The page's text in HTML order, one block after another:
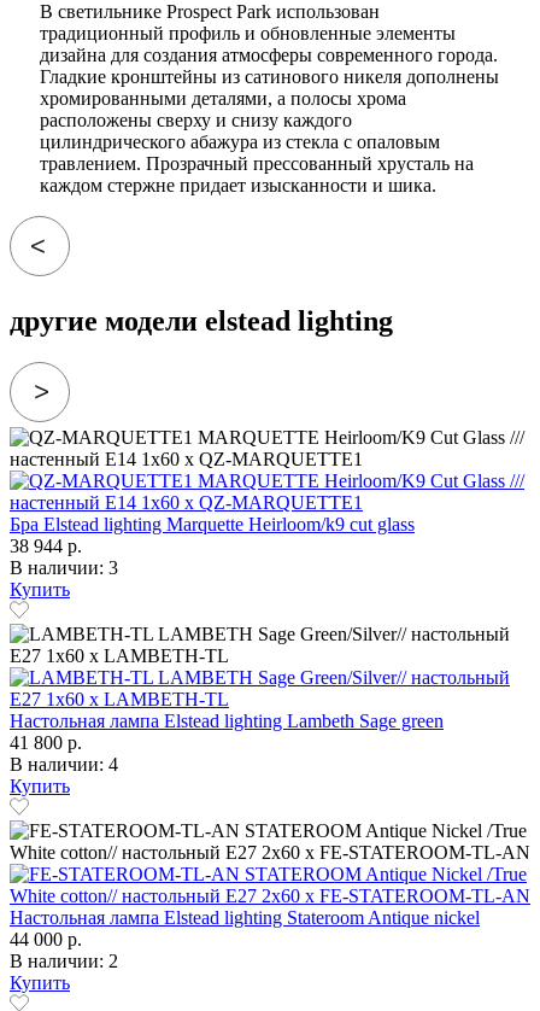
В светильнике Prospect Park использован
традиционный профиль и обновленные элементы
дизайна для создания атмосферы современного города.
Гладкие кронштейны из сатинового никеля дополнены
хромированными деталями, а полосы хрома
расположены сверху и снизу каждого
цилиндрического абажура из стекла с опаловым
травлением. Прозрачный прессованный хрусталь на
каждом стержне придает изысканности и шика.
другие модели elstead lighting
Бра Elstead lighting Marquette Heirloom/k9 cut glass
38 944 р.
В наличии: 3
Купить
Настольная лампа Elstead lighting Lambeth Sage green
41 800 р.
В наличии: 4
Купить
Настольная лампа Elstead lighting Stateroom Antique nickel
44 000 р.
В наличии: 2
Купить